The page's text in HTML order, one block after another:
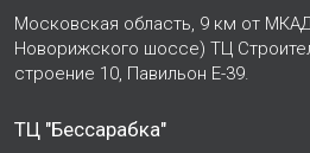
Московская область, 9 км от
Новорижского шоссе) ТЦ
строение 10, Павильон Е-39.
ТЦ "Бессарабка"